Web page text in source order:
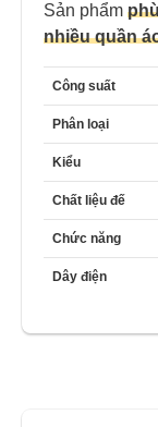
Sản phẩm
nhiều quần
Công suất
Phân loại
Kiểu
Chất liệu đế
Chức năng
Dây điện